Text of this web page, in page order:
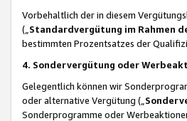
Vorbehaltlich der in diesem
(„ Standardvergütung im Rahmen
bestimmten Prozentsatzes der
4. Sondervergütung oder
Gelegentlich können wir
oder alternative Vergütung („
Sonderprogramme oder